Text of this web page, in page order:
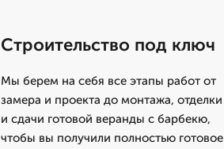
Строительство под ключ
Мы берем на себя все этапы работ от
замера и проекта до монтажа, отделки
и сдачи готовой веранды с барбекю,
чтобы вы получили полностью готовое